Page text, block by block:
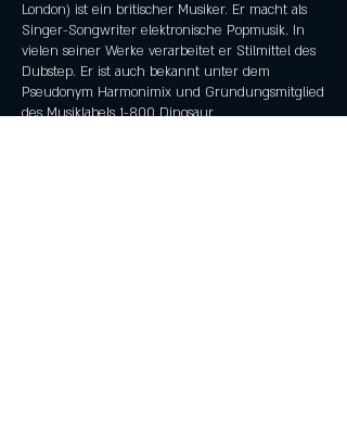
London) ist ein britischer Musiker. Er macht als
Singer-Songwriter elektronische Popmusik. In
vielen seiner Werke verarbeitet er Stilmittel des
Dubstep. Er ist auch bekannt unter dem
Pseudonym Harmonimix und Gründungsmitglied
des Musiklabels 1-800 Dinosaur.